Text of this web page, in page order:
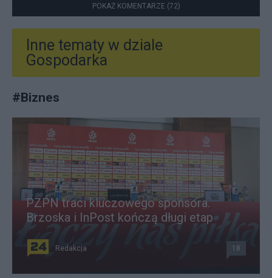
POKAŻ KOMENTARZE (72)
Inne tematy w dziale
Gospodarka
#Biznes
PZPN traci kluczowego sponsora.
Brzoska i InPost kończą długi etap
Redakcja 18